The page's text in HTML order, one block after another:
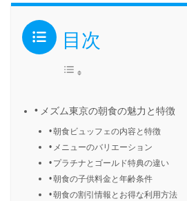
目次
メズム東京の朝食の魅力と特徴
朝食ビュッフェの内容と特徴
メニューのバリエーション
プラチナとゴールド特典の違い
朝食の子供料金と年齢条件
朝食の割引情報とお得な利用方法